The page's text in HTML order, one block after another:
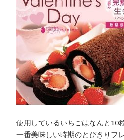
使用しているいちごはなんと10
一番美味しい時期のとびきりフ